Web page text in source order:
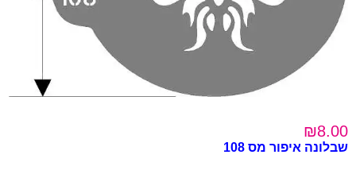
₪8.00
שבלונה איפור מס 108